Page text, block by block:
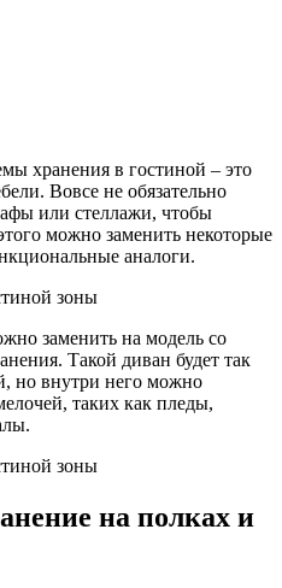
хранения в гостиной – это
Вовсе не обязательно
или стеллажи, чтобы
можно заменить некоторые
аналоги.
заменить на модель со
Такой диван будет так
но внутри него можно
таких как пледы,
на полках и